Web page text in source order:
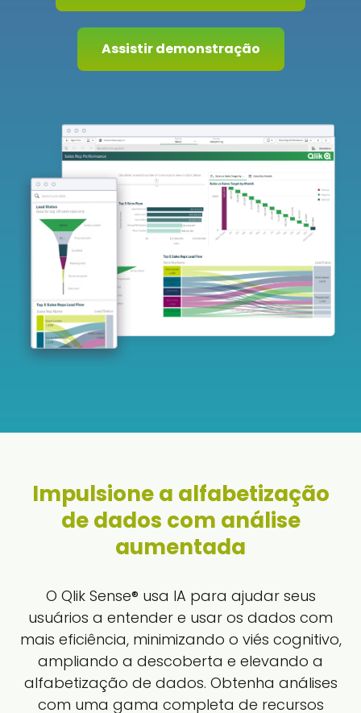
Assistir demonstração
Impulsione a alfabetização
de dados com análise
aumentada
O Qlik Sense® usa IA para ajudar seus
usuários a entender e usar os dados com
mais eficiência, minimizando o viés cognitivo,
ampliando a descoberta e elevando a
alfabetização de dados. Obtenha análises
com uma gama completa de recursos